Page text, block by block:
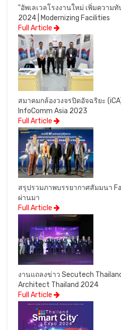
"อัพเลเวลโรงงานใหม่ เพิ่มความ
2024 | Modernizing Facilities
Full Article
สมาคมกล้องวงจรปิดอัจฉริยะ
InfoComm Asia 2023
Full Article
สรุปรวมภาพบรรยากาศสัมมนา
ผ่านมา
Full Article
งานแถลงข่าว Secutech
Architect Thailand 2024
Full Article